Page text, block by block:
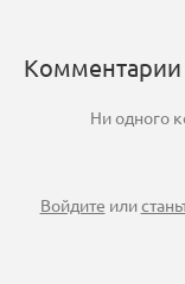
Комментарии
Ни одного
Войдите или